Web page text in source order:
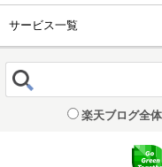
サービス一覧
楽天ブログ全